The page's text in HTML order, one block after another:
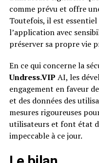
comme prévu et offre
Toutefois, il est
l’application avec
préserver sa propre vie
En ce qui concerne la
Undress.VIP AI, les
engagement en faveur
et des données des
mesures rigoureuses
utilisateurs et font état
impeccable à ce jour.